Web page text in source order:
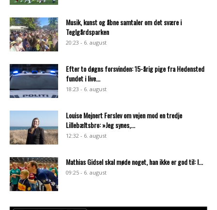
Musik, kunst og åbne samtaler om det svære i
Teglgårdsparken
20:23 - 6. august
Efter to døgns forsvinden: 15-årig pige fra Hedensted
fundet i live...
18:23 - 6. august
Louise Mejnert Ferslev om vejen mod en tredje
Lillebæltsbro: »Jeg synes,...
12:32 - 6. august
Mathias Gidsel skal møde noget, han ikke er god til: I...
09:25 - 6. august